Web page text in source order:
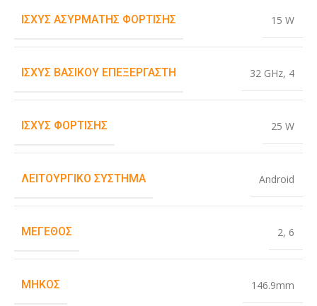
ΙΣΧΎΣ ΑΣΎΡΜΑΤΗΣ ΦΌΡΤΙΣΗΣ 15 W
ΙΣΧΎΣ ΒΑΣΙΚΟΎ ΕΠΕΞΕΡΓΑΣΤΉ 32 GHz, 4
ΙΣΧΎΣ ΦΌΡΤΙΣΗΣ 25 W
ΛΕΙΤΟΥΡΓΙΚΌ ΣΎΣΤΗΜΑ Android
ΜΈΓΕΘΟΣ 2, 6
ΜΉΚΟΣ 146.9mm